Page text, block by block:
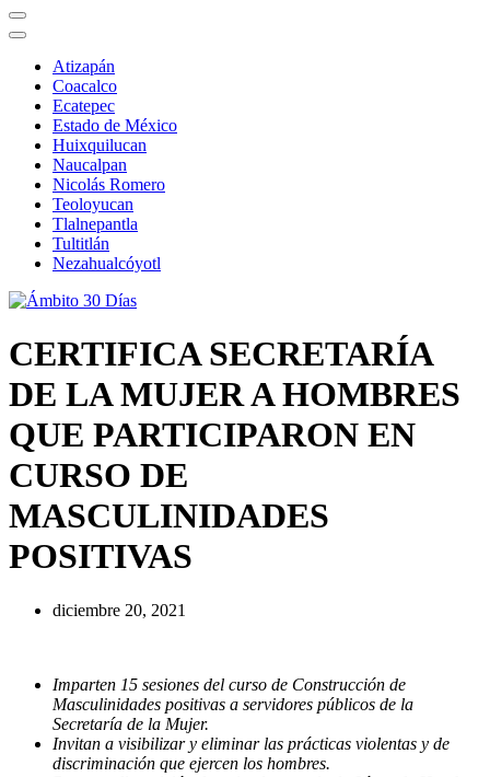
Atizapán
Coacalco
Ecatepec
Estado de México
Huixquilucan
Naucalpan
Nicolás Romero
Teoloyucan
Tlalnepantla
Tultitlán
Nezahualcóyotl
CERTIFICA SECRETARÍA
DE LA MUJER A HOMBRES
QUE PARTICIPARON EN
CURSO DE
MASCULINIDADES
POSITIVAS
diciembre 20, 2021
Imparten 15 sesiones del curso de Construcción de
Masculinidades positivas a servidores públicos de la
Secretaría de la Mujer.
Invitan a visibilizar y eliminar las prácticas violentas y de
discriminación que ejercen los hombres.